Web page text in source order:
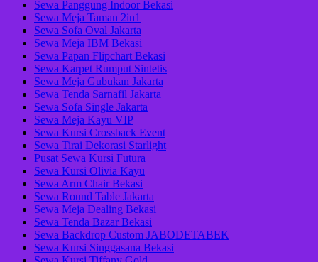
Sewa Panggung Indoor Bekasi
Sewa Meja Taman 2in1
Sewa Sofa Oval Jakarta
Sewa Meja IBM Bekasi
Sewa Papan Flipchart Bekasi
Sewa Karpet Rumput Sintetis
Sewa Meja Gubukan Jakarta
Sewa Tenda Sarnafil Jakarta
Sewa Sofa Single Jakarta
Sewa Meja Kayu VIP
Sewa Kursi Crossback Event
Sewa Tirai Dekorasi Starlight
Pusat Sewa Kursi Futura
Sewa Kursi Olivia Kayu
Sewa Arm Chair Bekasi
Sewa Round Table Jakarta
Sewa Meja Dealing Bekasi
Sewa Tenda Bazar Bekasi
Sewa Backdrop Custom JABODETABEK
Sewa Kursi Singgasana Bekasi